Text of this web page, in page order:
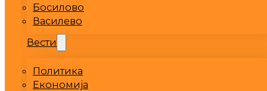
Босилово
Василево
Вести
Политика
Економија